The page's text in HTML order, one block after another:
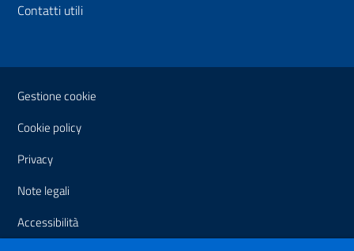
Contatti utili
Gestione cookie
Cookie policy
Privacy
Note legali
Accessibilità